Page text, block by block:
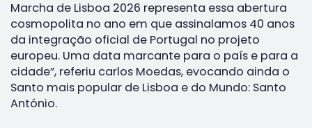
Marcha de Lisboa 2026 representa essa abertura
cosmopolita no ano em que assinalamos 40 anos
da integração oficial de Portugal no projeto
europeu. Uma data marcante para o país e para a
cidade”, referiu carlos Moedas, evocando ainda o
Santo mais popular de Lisboa e do Mundo: Santo
António.